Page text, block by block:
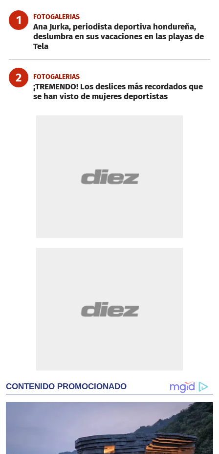
1 FOTOGALERIAS
Ana Jurka, periodista deportiva hondureña,
deslumbra en sus vacaciones en las playas de
Tela
2 FOTOGALERIAS
¡TREMENDO! Los deslices más recordados que
se han visto de mujeres deportistas